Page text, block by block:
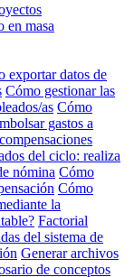
en masa
exportar datos de
Cómo gestionar las
as Cómo
gastos a
del ciclo: realiza
nómina Cómo
Cómo
la
Factorial
del sistema de
Generar archivos
de conceptos